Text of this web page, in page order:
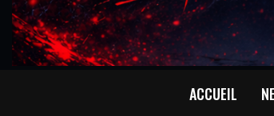
ACCUEIL